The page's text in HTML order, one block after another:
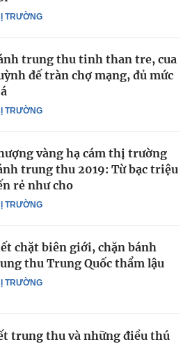
TRƯỜNG
TRƯỜNG
trung thu tinh than tre, cua
đế tràn chợ mạng, đủ mức
TRƯỜNG
vàng hạ cám thị trường
trung thu 2019: Từ bạc triệu
rẻ như cho
TRƯỜNG
chặt biên giới, chặn bánh
thu Trung Quốc thẩm lậu
trung thu và những điều thú